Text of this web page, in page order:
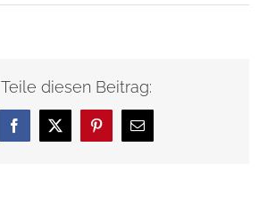
Teile diesen Beitrag:
Facebook
X Pinterest
E-
Mail